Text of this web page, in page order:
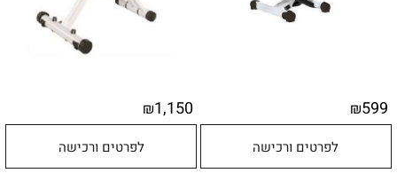
₪599
לפרטים ורכישה
₪1,150
לפרטים ורכישה